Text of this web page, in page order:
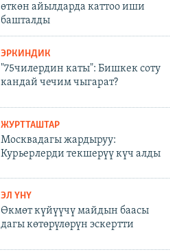
өткөн айылдарда каттоо иши
башталды
ЭРКИНДИК
"75чилердин каты": Бишкек соту
кандай чечим чыгарат?
ЖУРТТАШТАР
Москвадагы жардыруу:
Курьерлерди текшерүү күч алды
ЭЛ ҮНҮ
Өкмөт күйүүчү майдын баасы
дагы көтөрүлөрүн эскертти